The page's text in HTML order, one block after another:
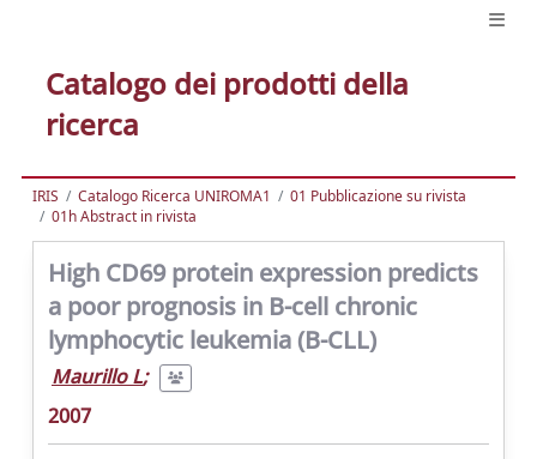
Catalogo dei prodotti della
ricerca
IRIS Catalogo Ricerca UNIROMA1
01 Pubblicazione su rivista
01h Abstract in rivista
High CD69 protein expression predicts
a poor prognosis in B-cell chronic
lymphocytic leukemia (B-CLL)
Maurillo L;
2007